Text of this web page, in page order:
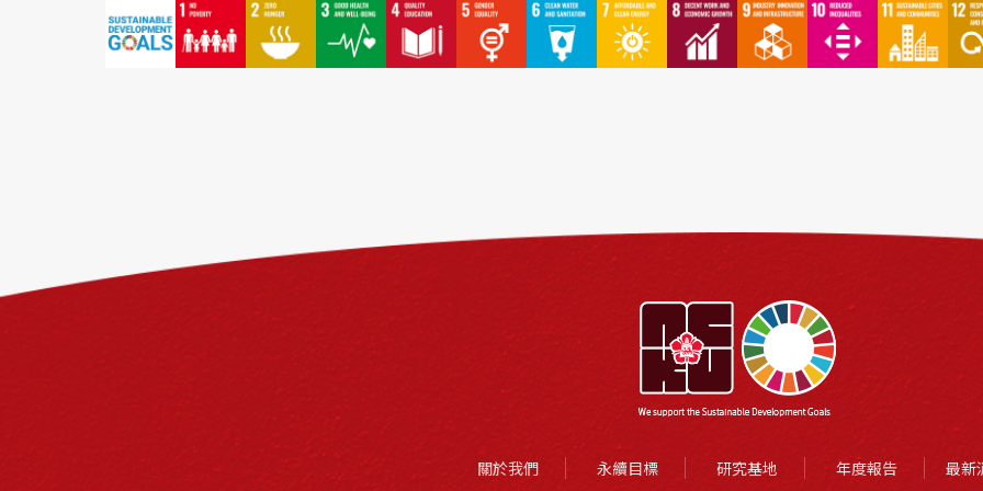
關於我們 永續目標 研究基地 年度報告 最新